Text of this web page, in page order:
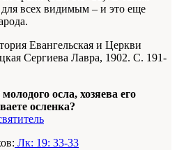
всех видимым – и это еще
Евангельская и Церкви
Сергиева Лавра, 1902. С. 191-
осла, хозяева его
осленка?
Лк: 19: 33-33